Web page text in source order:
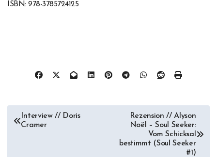
ISBN: 978-3785724125
Beitragsnavigation
Interview // Doris
Cramer
Rezension // Alyson
Noël – Soul Seeker:
Vom Schicksal
bestimmt (Soul Seeker
#1)